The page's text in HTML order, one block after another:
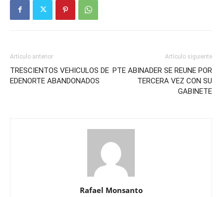
Artículo anterior
TRESCIENTOS VEHICULOS DE
EDENORTE ABANDONADOS
Artículo siguiente
PTE ABINADER SE REUNE POR
TERCERA VEZ CON SU
GABINETE
Rafael Monsanto